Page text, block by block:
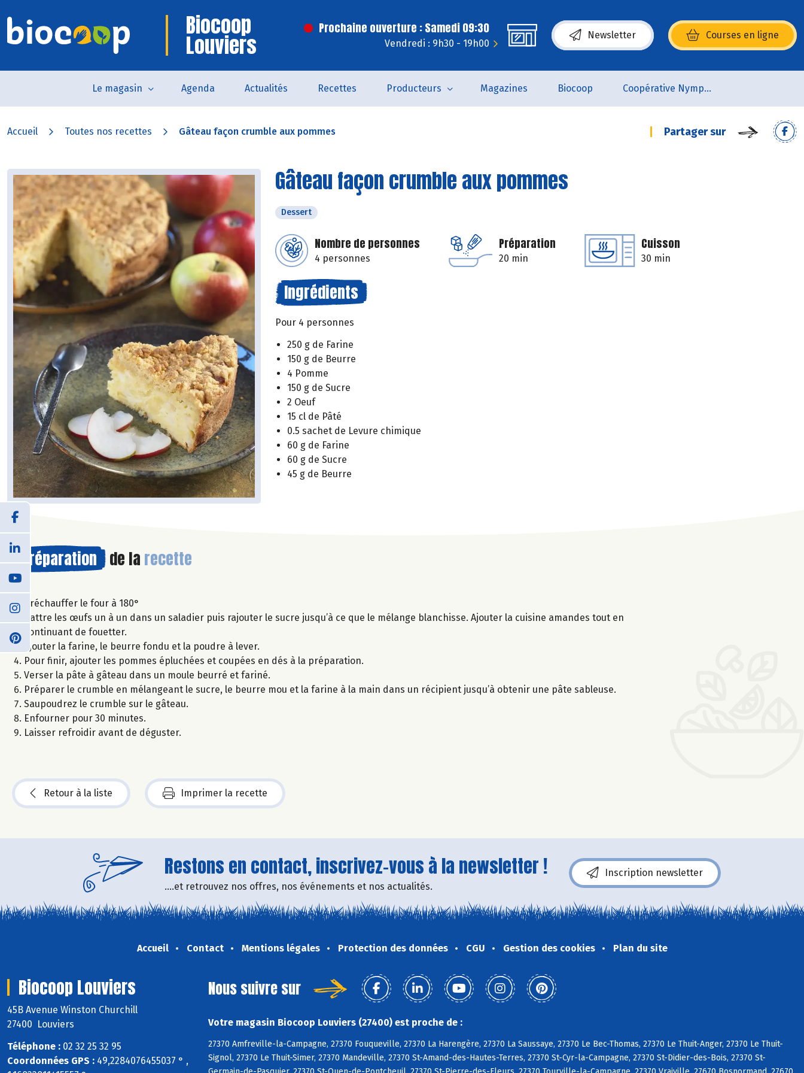
Biocoop
Louviers
Prochaine ouverture : Samedi 09:30
Vendredi : 9h30 - 19h00
Newsletter Courses en ligne
(s’ouvre dans une nouvelle fenêtre)
Le magasin Agenda Actualités Recettes Producteurs Magazines Biocoop Coopérative Nymphéa
Accueil Toutes nos recettes Gâteau façon crumble aux pommes Partager sur
Gâteau façon crumble aux pommes
Dessert
Nombre de personnes
4 personnes
Préparation
20 min
Cuisson
30 min
Ingrédients
Pour 4 personnes
250 g de Farine
150 g de Beurre
4 Pomme
150 g de Sucre
2 Oeuf
15 cl de Pâté
0.5 sachet de Levure chimique
60 g de Farine
60 g de Sucre
45 g de Beurre
Préparation de la recette
Préchauffer le four à 180°
Battre les œufs un à un dans un saladier puis rajouter le sucre jusqu’à ce que le mélange blanchisse. Ajouter la cuisine amandes tout en
continuant de fouetter.
Ajouter la farine, le beurre fondu et la poudre à lever.
Pour finir, ajouter les pommes épluchées et coupées en dés à la préparation.
Verser la pâte à gâteau dans un moule beurré et fariné.
Préparer le crumble en mélangeant le sucre, le beurre mou et la farine à la main dans un récipient jusqu’à obtenir une pâte sableuse.
Saupoudrez le crumble sur le gâteau.
Enfourner pour 30 minutes.
Laisser refroidir avant de déguster.
Retour à la liste Imprimer la recette
Restons en contact, inscrivez-vous à la newsletter !
....et retrouvez nos offres, nos événements et nos actualités.
Inscription newsletter
Accueil Contact Mentions légales Protection des données CGU Gestion des cookies Plan du site
Biocoop Louviers
45B Avenue Winston Churchill
27400 Louviers
Téléphone : 02 32 25 32 95
Coordonnées GPS : 49,2284076455037 ° ,
Nous suivre sur
Votre magasin Biocoop Louviers (27400) est proche de :
27370 Amfreville-la-Campagne, 27370 Fouqueville, 27370 La Harengère, 27370 La Saussaye, 27370 Le Bec-Thomas, 27370 Le Thuit-Anger, 27370 Le Thuit-
Signol, 27370 Le Thuit-Simer, 27370 Mandeville, 27370 St-Amand-des-Hautes-Terres, 27370 St-Cyr-la-Campagne, 27370 St-Didier-des-Bois, 27370 St-